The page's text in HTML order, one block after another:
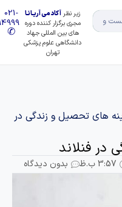
زیر نظرآکادمی آریـانـا
مجری برگزار کننده دوره
های بین المللی جهاد
دانشگاهی علوم پزشکی
021-
91494999
✆
و زندگی در
بدون دیدگاه